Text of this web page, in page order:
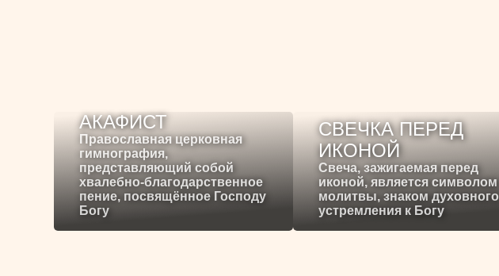
АКАФИСТ
Православная церковная
гимнография,
представляющий собой
хвалебно-благодарственное
пение, посвящённое Господу
Богу
СВЕЧКА ПЕРЕД
ИКОНОЙ
Свеча, зажигаемая перед
иконой, является символом
молитвы, знаком духовного
устремления к Богу